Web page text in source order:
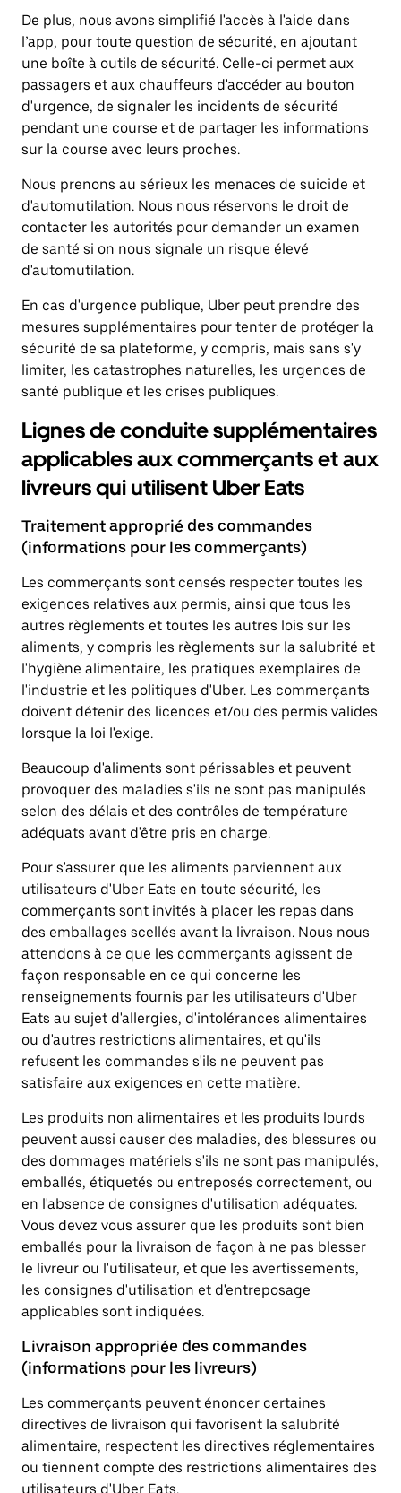
De plus, nous avons simplifié l'accès à l'aide dans
l’app, pour toute question de sécurité, en ajoutant
une boîte à outils de sécurité. Celle-ci permet aux
passagers et aux chauffeurs d'accéder au bouton
d'urgence, de signaler les incidents de sécurité
pendant une course et de partager les informations
sur la course avec leurs proches.
Nous prenons au sérieux les menaces de suicide et
d'automutilation. Nous nous réservons le droit de
contacter les autorités pour demander un examen
de santé si on nous signale un risque élevé
d'automutilation.
En cas d'urgence publique, Uber peut prendre des
mesures supplémentaires pour tenter de protéger la
sécurité de sa plateforme, y compris, mais sans s'y
limiter, les catastrophes naturelles, les urgences de
santé publique et les crises publiques.
Lignes de conduite supplémentaires
applicables aux commerçants et aux
livreurs qui utilisent Uber Eats
Traitement approprié des commandes
(informations pour les commerçants)
Les commerçants sont censés respecter toutes les
exigences relatives aux permis, ainsi que tous les
autres règlements et toutes les autres lois sur les
aliments, y compris les règlements sur la salubrité et
l'hygiène alimentaire, les pratiques exemplaires de
l'industrie et les politiques d'Uber. Les commerçants
doivent détenir des licences et/ou des permis valides
lorsque la loi l'exige.
Beaucoup d'aliments sont périssables et peuvent
provoquer des maladies s'ils ne sont pas manipulés
selon des délais et des contrôles de température
adéquats avant d'être pris en charge.
Pour s'assurer que les aliments parviennent aux
utilisateurs d'Uber Eats en toute sécurité, les
commerçants sont invités à placer les repas dans
des emballages scellés avant la livraison. Nous nous
attendons à ce que les commerçants agissent de
façon responsable en ce qui concerne les
renseignements fournis par les utilisateurs d'Uber
Eats au sujet d'allergies, d'intolérances alimentaires
ou d'autres restrictions alimentaires, et qu'ils
refusent les commandes s'ils ne peuvent pas
satisfaire aux exigences en cette matière.
Les produits non alimentaires et les produits lourds
peuvent aussi causer des maladies, des blessures ou
des dommages matériels s'ils ne sont pas manipulés,
emballés, étiquetés ou entreposés correctement, ou
en l'absence de consignes d'utilisation adéquates.
Vous devez vous assurer que les produits sont bien
emballés pour la livraison de façon à ne pas blesser
le livreur ou l'utilisateur, et que les avertissements,
les consignes d'utilisation et d'entreposage
applicables sont indiquées.
Livraison appropriée des commandes
(informations pour les livreurs)
Les commerçants peuvent énoncer certaines
directives de livraison qui favorisent la salubrité
alimentaire, respectent les directives réglementaires
ou tiennent compte des restrictions alimentaires des
utilisateurs d'Uber Eats.